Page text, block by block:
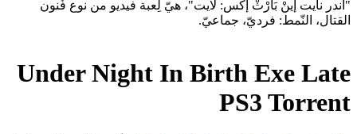
"آندر نايت إينْ بَارْثْ إكس: لايت"، هيّ لِعبة فيديو من نوع فُنون
القتال، النّمط: فرديّ، جماعيّ.
Under Night In Birth Exe Late
PS3 Torrent